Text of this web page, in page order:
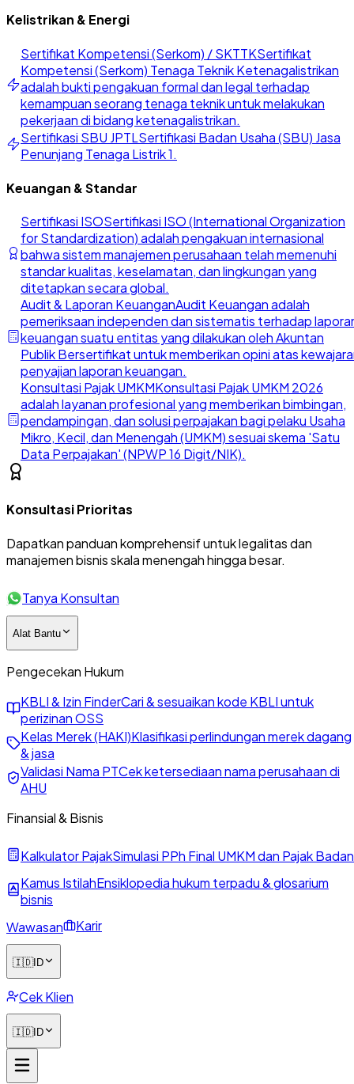
Kelistrikan & Energi
Sertifikat Kompetensi (Serkom) / SKTTKSertifikat
Kompetensi (Serkom) Tenaga Teknik Ketenagalistrikan
adalah bukti pengakuan formal dan legal terhadap
kemampuan seorang tenaga teknik untuk melakukan
pekerjaan di bidang ketenagalistrikan.
Sertifikasi SBU JPTLSertifikasi Badan Usaha (SBU) Jasa
Penunjang Tenaga Listrik 1.
Keuangan & Standar
Sertifikasi ISOSertifikasi ISO (International Organization
for Standardization) adalah pengakuan internasional
bahwa sistem manajemen perusahaan telah memenuhi
standar kualitas, keselamatan, dan lingkungan yang
ditetapkan secara global.
Audit & Laporan KeuanganAudit Keuangan adalah
pemeriksaan independen dan sistematis terhadap
keuangan suatu entitas yang dilakukan oleh Akuntan
Publik Bersertifikat untuk memberikan opini atas
penyajian laporan keuangan.
Konsultasi Pajak UMKMKonsultasi Pajak UMKM 2026
adalah layanan profesional yang memberikan bimbingan,
pendampingan, dan solusi perpajakan bagi pelaku Usaha
Mikro, Kecil, dan Menengah (UMKM) sesuai skema 'Satu
Data Perpajakan' (NPWP 16 Digit/NIK).
Konsultasi Prioritas
Dapatkan panduan komprehensif untuk legalitas dan
manajemen bisnis skala menengah hingga besar.
Tanya Konsultan
Alat Bantu
Pengecekan Hukum
KBLI & Izin FinderCari & sesuaikan kode KBLI untuk
perizinan OSS
Kelas Merek (HAKI)Klasifikasi perlindungan merek dagang
& jasa
Validasi Nama PTCek ketersediaan nama perusahaan di
AHU
Finansial & Bisnis
Kalkulator PajakSimulasi PPh Final UMKM dan Pajak Badan
Kamus IstilahEnsiklopedia hukum terpadu & glosarium
bisnis
Wawasan
Karir
🇮🇩ID
Cek Klien
🇮🇩ID